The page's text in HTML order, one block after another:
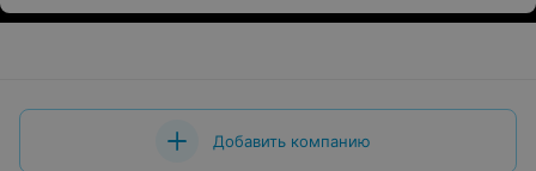
Добавить компанию